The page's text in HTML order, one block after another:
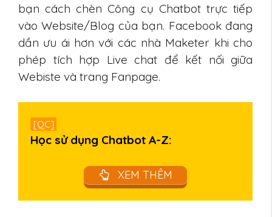
bạn cách chèn Công cụ Chatbot trực tiếp
vào Website/Blog của bạn. Facebook đang
dần ưu ái hơn với các nhà Maketer khi cho
phép tích hợp Live chat để kết nối giữa
Webiste và trang Fanpage.
[QC]
Học sử dụng Chatbot A-Z:
XEM THÊM